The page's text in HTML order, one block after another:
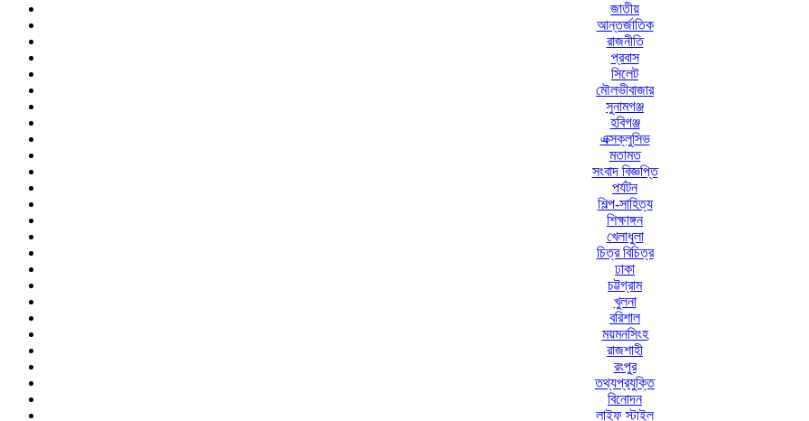
জাতীয়
আন্তর্জাতিক
রাজনীতি
প্রবাস
সিলেট
মৌলভীবাজার
সুনামগঞ্জ
হবিগঞ্জ
এক্সক্লুসিভ
মতামত
সংবাদ বিজ্ঞপ্তি
পর্যটন
শিল্প-সাহিত্য
শিক্ষাঙ্গন
খেলাধুলা
চিত্র বিচিত্র
ঢাকা
চট্টগ্রাম
খুলনা
বরিশাল
ময়মনসিংহ
রাজশাহী
রংপুর
তথ্যপ্রযুক্তি
বিনোদন
লাইফ স্টাইল